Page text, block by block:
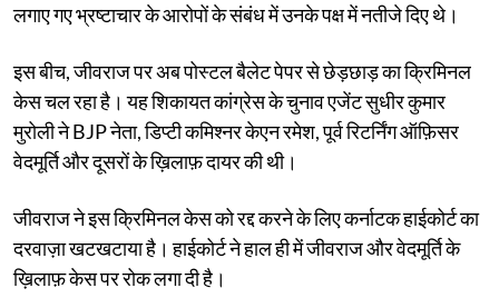
लगाए गए भ्रष्टाचार के आरोपों के संबंध में उनके पक्ष में नतीजे दिए थे।
इस बीच, जीवराज पर अब पोस्टल बैलेट पेपर से छेड़छाड़ का क्रिमिनल
केस चल रहा है। यह शिकायत कांग्रेस के चुनाव एजेंट सुधीर कुमार
मुरोली ने BJP नेता, डिप्टी कमिश्नर केएन रमेश, पूर्व रिटर्निंग ऑफ़िसर
वेदमूर्ति और दूसरों के ख़िलाफ़ दायर की थी।
जीवराज ने इस क्रिमिनल केस को रद्द करने के लिए कर्नाटक हाईकोर्ट का
दरवाज़ा खटखटाया है। हाईकोर्ट ने हाल ही में जीवराज और वेदमूर्ति के
ख़िलाफ़ केस पर रोक लगा दी है।